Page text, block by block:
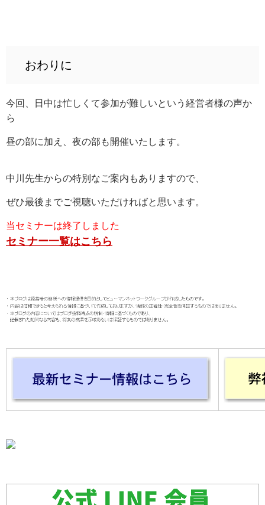
おわりに
今回、日中は忙しくて参加が難しいという経営者様の声か
ら
昼の部に加え、夜の部も開催いたします。
中川先生からの特別なご案内もありますので、
ぜひ最後までご視聴いただければと思います。
当セミナーは終了しました
セミナー一覧はこちら